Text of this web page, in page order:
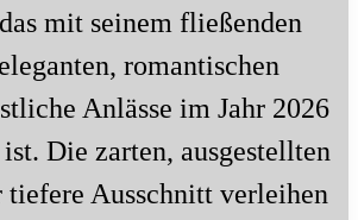
mit seinem fließenden
romantischen
Anlässe im Jahr 2026
Die zarten, ausgestellten
tiefere Ausschnitt verleihen